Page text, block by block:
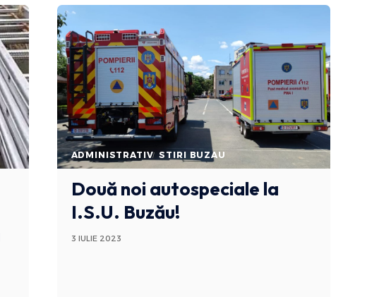
ADMINISTRATIV STIRI BUZAU
Două noi autospeciale la
I.S.U. Buzău!
3 IULIE 2023